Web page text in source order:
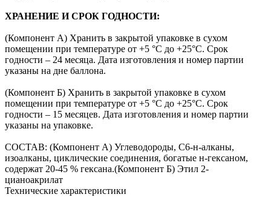
ХРАНЕНИЕ И СРОК ГОДНОСТИ:
(Компонент А) Хранить в закрытой упаковке в сухом
помещении при температуре от +5 °С до +25°С. Срок
годности – 24 месяца. Дата изготовления и номер партии
указаны на дне баллона.
(Компонент Б) Хранить в закрытой упаковке в сухом
помещении при температуре от +5 °С до +25°С. Срок
годности – 15 месяцев. Дата изготовления и номер партии
указаны на упаковке.
СОСТАВ: (Компонент А) Углеводороды, С6-н-алканы,
изоалканы, циклические соединения, богатые н-гексаном,
содержат 20-45 % гексана.(Компонент Б) Этил 2-
цианоакрилат
Технические характеристики